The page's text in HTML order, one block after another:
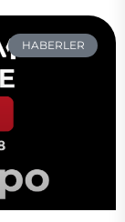
HABERLER